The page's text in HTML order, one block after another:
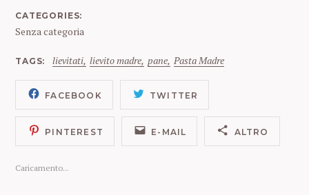
CATEGORIES
Senza categoria
TAGS lievitati lievito madre pane Pasta Madre
FACEBOOK TWITTER
PINTEREST E-MAIL ALTRO
Caricamento...